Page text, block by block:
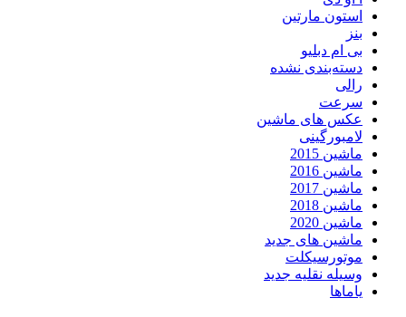
استون مارتین
بنز
بی ام دبلیو
دسته‌بندی نشده
رالی
سرعت
عکس های ماشین
لامبورگینی
ماشین 2015
ماشین 2016
ماشین 2017
ماشین 2018
ماشین 2020
ماشین های جدید
موتورسیکلت
وسیله نقلیه جدید
یاماها